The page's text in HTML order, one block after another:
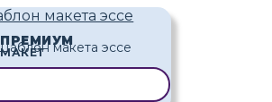
макета эссе
ПРЕМИУМ
МАКЕТ